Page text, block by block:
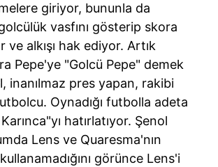
giriyor, bununla da
vasfını gösterip skora
ve alkışı hak ediyor. Artık
Pepe'ye "Golcü Pepe" demek
inanılmaz pres yapan, rakibi
Oynadığı futbolla adeta
hatırlatıyor. Şenol
Lens ve Quaresma'nın
görünce Lens'i